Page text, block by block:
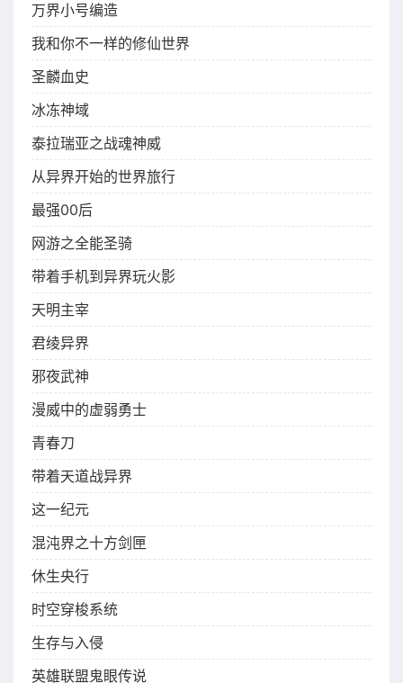
万界小号编造
我和你不一样的修仙世界
圣麟血史
冰冻神域
泰拉瑞亚之战魂神威
从异界开始的世界旅行
最强00后
网游之全能圣骑
带着手机到异界玩火影
天明主宰
君绫异界
邪夜武神
漫威中的虚弱勇士
青春刀
带着天道战异界
这一纪元
混沌界之十方剑匣
休生央行
时空穿梭系统
生存与入侵
英雄联盟鬼眼传说